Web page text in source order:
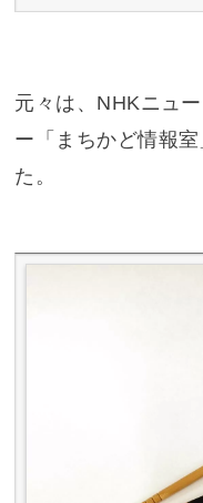
元々は、NHKニュ
ー「まちかど情報
た。